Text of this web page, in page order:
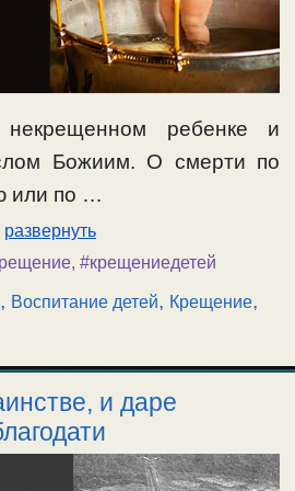
ребенке и
Божиим. О смерти по
или по …
развернуть
, #крещениедетей
, Воспитание детей, Крещение,
и даре